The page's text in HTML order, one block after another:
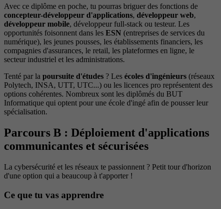
Avec ce diplôme en poche, tu pourras briguer des fonctions de
concepteur-développeur d'applications, développeur web,
développeur mobile, développeur full-stack ou testeur. Les
opportunités foisonnent dans les ESN (entreprises de services du
numérique), les jeunes pousses, les établissements financiers, les
compagnies d'assurances, le retail, les plateformes en ligne, le
secteur industriel et les administrations.
Tenté par la poursuite d'études ? Les écoles d'ingénieurs (réseaux
Polytech, INSA, UTT, UTC...) ou les licences pro représentent des
options cohérentes. Nombreux sont les diplômés du BUT
Informatique qui optent pour une école d'ingé afin de pousser leur
spécialisation.
Parcours B : Déploiement d'applications
communicantes et sécurisées
La cybersécurité et les réseaux te passionnent ? Petit tour d'horizon
d'une option qui a beaucoup à t'apporter !
Ce que tu vas apprendre